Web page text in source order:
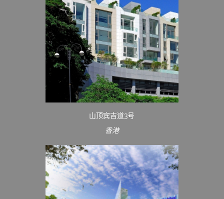
山顶宾吉道3号
香港